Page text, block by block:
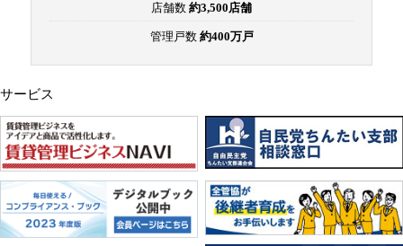
店舗数 約3,500店舗
管理戸数 約400万戸
サービス